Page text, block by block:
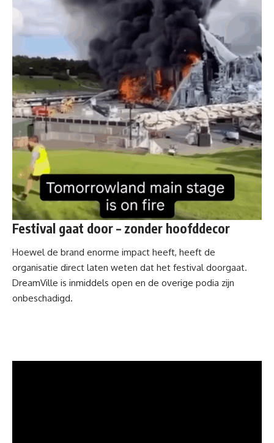
Festival gaat door – zonder hoofddecor
Hoewel de brand enorme impact heeft, heeft de
organisatie direct laten weten dat het festival doorgaat.
DreamVille is inmiddels open en de overige podia zijn
onbeschadigd.